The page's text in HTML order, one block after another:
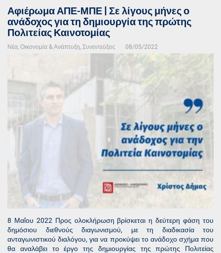
Αφιέρωμα ΑΠΕ-ΜΠΕ | Σε λίγους μήνες ο
ανάδοχος για τη δημιουργία της πρώτης
Πολιτείας Καινοτομίας
Νέα, Οικονομία & Ανάπτυξη, Συνεντεύξεις 08/05/2022
8 Μαΐου 2022 Προς ολοκλήρωση βρίσκεται η δεύτερη φάση του
δημόσιου διεθνούς διαγωνισμού, με τη διαδικασία του
ανταγωνιστικού διαλόγου, για να προκύψει το ανάδοχο σχήμα που
θα αναλάβει το έργο της δημιουργίας της πρώτης Πολιτείας